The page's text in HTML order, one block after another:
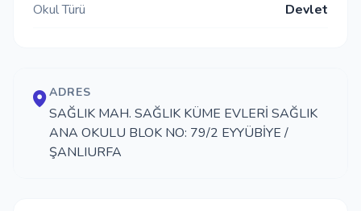
Okul Ekle
Okul Türü Devlet
ADRES
SAĞLIK MAH. SAĞLIK KÜME EVLERİ SAĞLIK
ANA OKULU BLOK NO: 79/2 EYYÜBİYE /
ŞANLIURFA